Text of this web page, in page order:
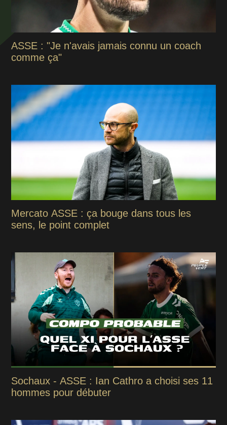
ASSE : "Je n'avais jamais connu un coach
comme ça"
Mercato ASSE : ça bouge dans tous les
sens, le point complet
Sochaux - ASSE : Ian Cathro a choisi ses 11
hommes pour débuter